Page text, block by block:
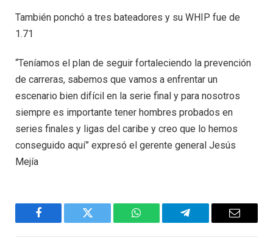
También ponchó a tres bateadores y su WHIP fue de
1.71
“Teníamos el plan de seguir fortaleciendo la prevención
de carreras, sabemos que vamos a enfrentar un
escenario bien difícil en la serie final y para nosotros
siempre es importante tener hombres probados en
series finales y ligas del caribe y creo que lo hemos
conseguido aquí” expresó el gerente general Jesús
Mejía
Facebook Twitter WhatsAppTelegram Email